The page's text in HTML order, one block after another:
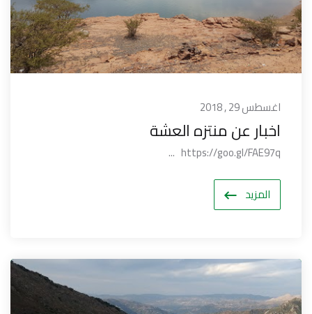
اغسطس 29 , 2018
اخبار عن منتزه العشة
https://goo.gl/FAE97q ...
المزيد